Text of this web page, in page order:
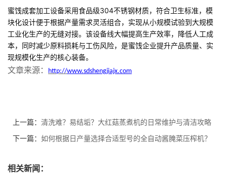
蜜饯成套加工设备采用食品级304不锈钢材质，符合卫生标准，模
块化设计便于根据产量需求灵活组合，实现从小规模试验到大规模
工业化生产的无缝对接。该设备线大幅提高生产效率，降低人工成
本，同时减少原料损耗与工伤风险，是蜜饯企业提升产品质量、实
现规模化生产的核心装备。
文章来源：
http://www.sdshengjiajx.com
上一篇： 清洗难？易结垢？大红菇蒸煮机的日常维护与清洁攻略
下一篇： 如何根据日产量选择合适型号的全自动酱腌菜压榨机？
相关新闻：